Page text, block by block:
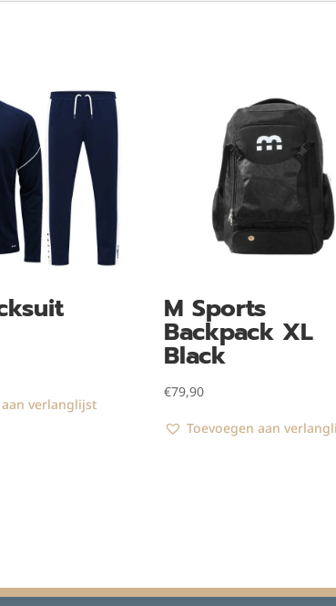
verlanglijst
M Sports
Backpack XL
Black
€79,90
Toevoegen aan